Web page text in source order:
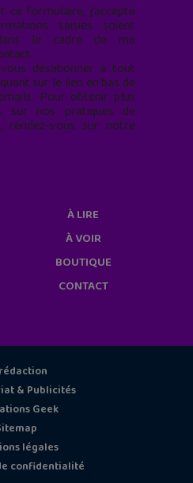
ce formulaire, j’accepte
saisies soient
le cadre de ma
désabonner à tout
sur le lien en bas de
Pour obtenir plus
sur nos pratiques de
rendez-vous sur notre
À LIRE
À VOIR
BOUTIQUE
CONTACT
& Publicités
Geek
légales
confidentialité